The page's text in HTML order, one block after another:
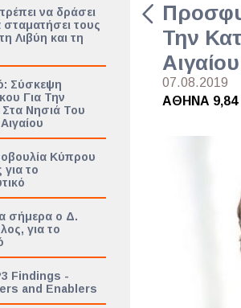
να δράσει
τους
Λιβύη και τη
Σύσκεψη
Για Την
Νησιά Του
Κύπρου
για το
σήμερα ο Δ.
για το
Findings -
and Enablers
Την
Αιγαίου
07.08.2019
ΑΘΗΝΑ 9,84